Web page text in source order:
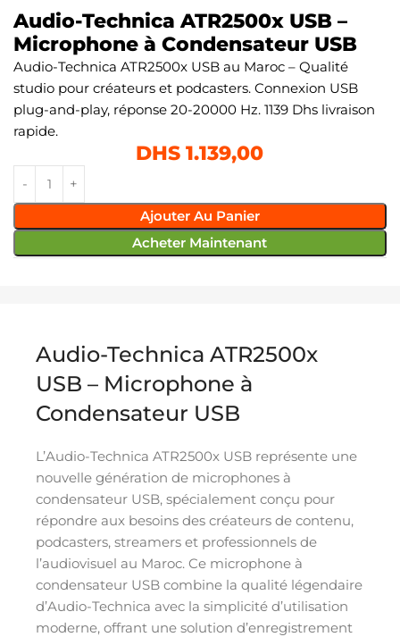
Audio-Technica ATR2500x USB –
Microphone à Condensateur USB
Audio-Technica ATR2500x USB au Maroc – Qualité
studio pour créateurs et podcasters. Connexion USB
plug-and-play, réponse 20-20000 Hz. 1139 Dhs livraison
rapide.
DHS 1.139,00
Ajouter Au Panier
Acheter Maintenant
Audio-Technica ATR2500x
USB – Microphone à
Condensateur USB
L’Audio-Technica ATR2500x USB représente une
nouvelle génération de microphones à
condensateur USB, spécialement conçu pour
répondre aux besoins des créateurs de contenu,
podcasters, streamers et professionnels de
l’audiovisuel au Maroc. Ce microphone à
condensateur USB combine la qualité légendaire
d’Audio-Technica avec la simplicité d’utilisation
moderne, offrant une solution d’enregistrement